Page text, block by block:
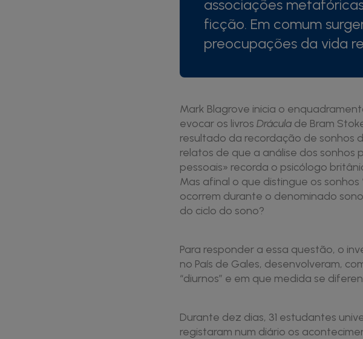
associações
ficção. Em comum
preocupações da vida
Mark Blagrove inicia o
evocar os livros Drácula de Bram
resultado da recordação de sonhos
relatos de que a análise dos sonhos
pessoais» recorda o psicólogo
Mas afinal o que distingue os sonhos
ocorrem durante o denominado sono
do ciclo do sono?
Para responder a essa questão, o
no País de Gales, desenvolveram,
“diurnos” e em que medida se
Durante dez dias, 31 estudantes
registaram num diário os